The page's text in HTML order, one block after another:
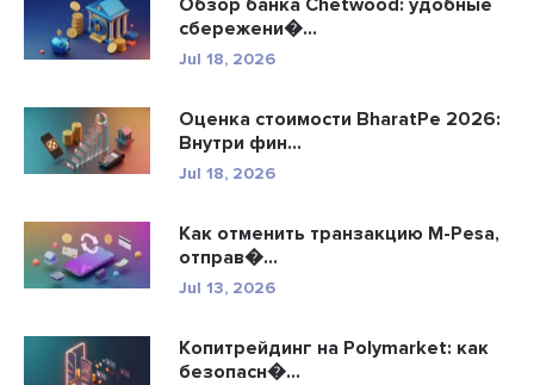
сбережени�...
Jul 18, 2026
Оценка стоимости BharatPe 2026:
Внутри фин...
Jul 18, 2026
Как отменить транзакцию M-Pesa,
отправ�...
Jul 13, 2026
Копитрейдинг на Polymarket: как
безопасн�...